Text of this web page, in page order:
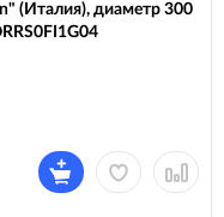
(Италия), диаметр 300